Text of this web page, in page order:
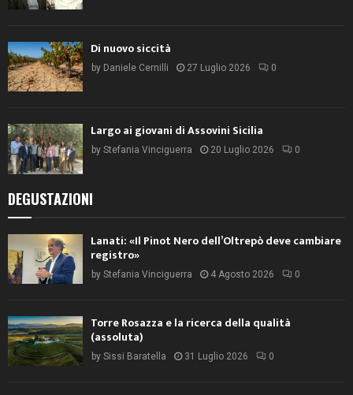
Di nuovo siccità
by Daniele Cernilli 27 Luglio 2026 0
Largo ai giovani di Assovini Sicilia
by Stefania Vinciguerra 20 Luglio 2026 0
DEGUSTAZIONI
Lanati: «Il Pinot Nero dell’Oltrepò deve cambiare
registro»
by Stefania Vinciguerra 4 Agosto 2026 0
Torre Rosazza e la ricerca della qualità
(assoluta)
by Sissi Baratella 31 Luglio 2026 0